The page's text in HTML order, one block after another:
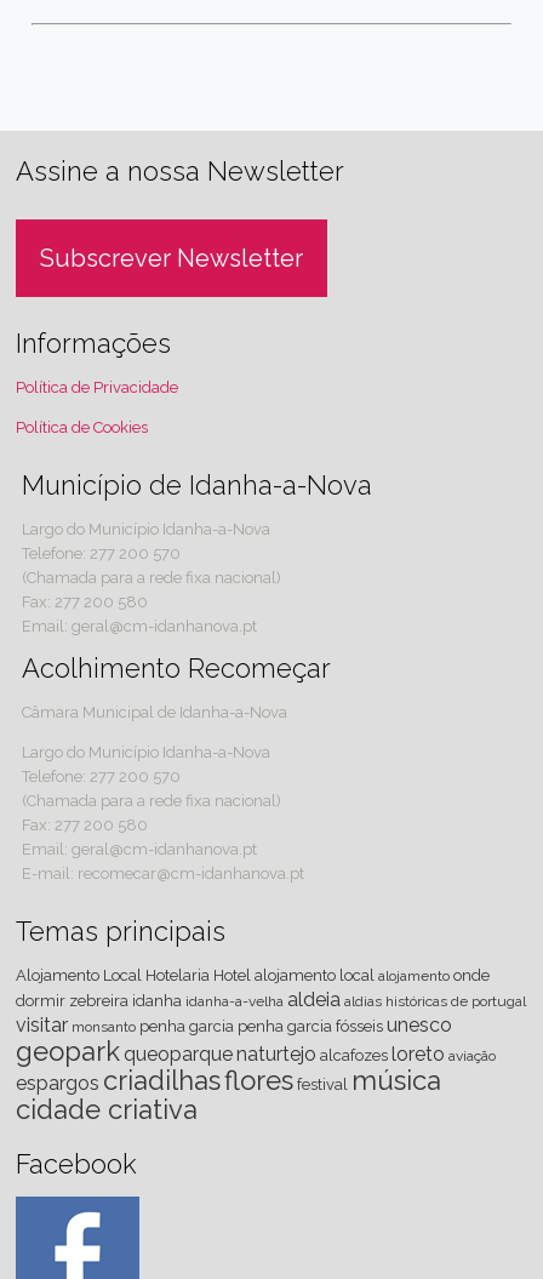
Assine a nossa Newsletter
Subscrever Newsletter
Informações
Política de Privacidade
Política de Cookies
Município de Idanha-a-Nova
Largo do Município Idanha-a-Nova
Telefone: 277 200 570
(Chamada para a rede fixa nacional)
Fax: 277 200 580
Email: geral@cm-idanhanova.pt
Acolhimento Recomeçar
Câmara Municipal de Idanha-a-Nova
Largo do Município Idanha-a-Nova
Telefone: 277 200 570
(Chamada para a rede fixa nacional)
Fax: 277 200 580
Email: geral@cm-idanhanova.pt
E-mail: recomecar@cm-idanhanova.pt
Temas principais
Alojamento Local Hotelaria Hotel alojamento local alojamento onde
dormir zebreira idanha idanha-a-velha aldeia aldias históricas de portugal
visitar monsanto penha garcia penha garcia fósseis unesco
geopark queoparquenaturtejo alcafozes loreto aviação
espargos criadilhasflores festival
música
cidade criativa
Facebook